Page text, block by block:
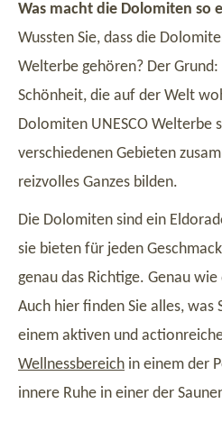
Was macht die Dolomiten so
Wussten Sie, dass die
Welterbe gehören? Der
Schönheit, die auf der Welt
Dolomiten UNESCO Welterbe
verschiedenen Gebieten
reizvolles Ganzes bilden.
Die Dolomiten sind ein
sie bieten für jeden
genau das Richtige. Genau wie
Auch hier finden Sie alles, was
einem aktiven und
Wellnessbereich in einem der
innere Ruhe in einer der